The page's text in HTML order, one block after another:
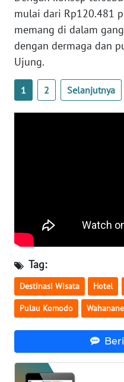
mulai dari Rp120.481
memang di dalam
dengan dermaga dan
Ujung.
1 2 Selanjutnya
Tag:
Destinasi Wisata Hotel
Pulau Komodo
WN
RIAU
SERAMBI
WN
SULTENG
WN
SULBAR
BABEL